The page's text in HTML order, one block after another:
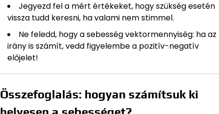
Jegyezd fel a mért értékeket, hogy szükség esetén
vissza tudd keresni, ha valami nem stimmel.
Ne feledd, hogy a sebesség vektormennyiség: ha az
irány is számít, vedd figyelembe a pozitív-negatív
előjelet!
Összefoglalás: hogyan számítsuk ki